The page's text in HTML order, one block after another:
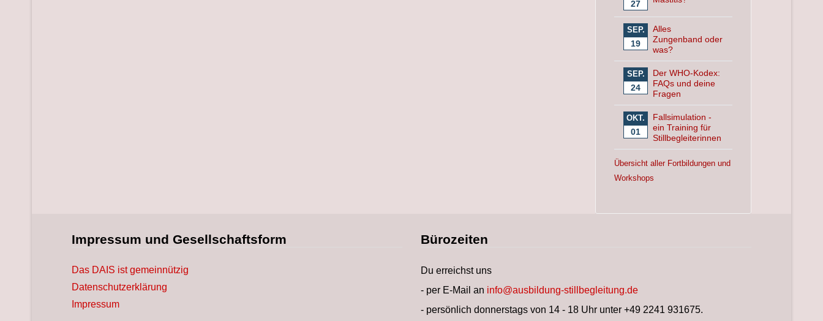
27
SEP.
19
Alles
Zungenband oder
was?
SEP.
24
Der WHO-Kodex:
FAQs und deine
Fragen
OKT.
01
Fallsimulation -
ein Training für
Stillbegleiterinnen
Übersicht aller Fortbildungen und
Workshops
Impressum und Gesellschaftsform
Das DAIS ist gemeinnützig
Datenschutzerklärung
Impressum
Bürozeiten
Du erreichst uns
- per E-Mail an info@ausbildung-stillbegleitung.de
- persönlich donnerstags von 14 - 18 Uhr unter +49 2241 931675.